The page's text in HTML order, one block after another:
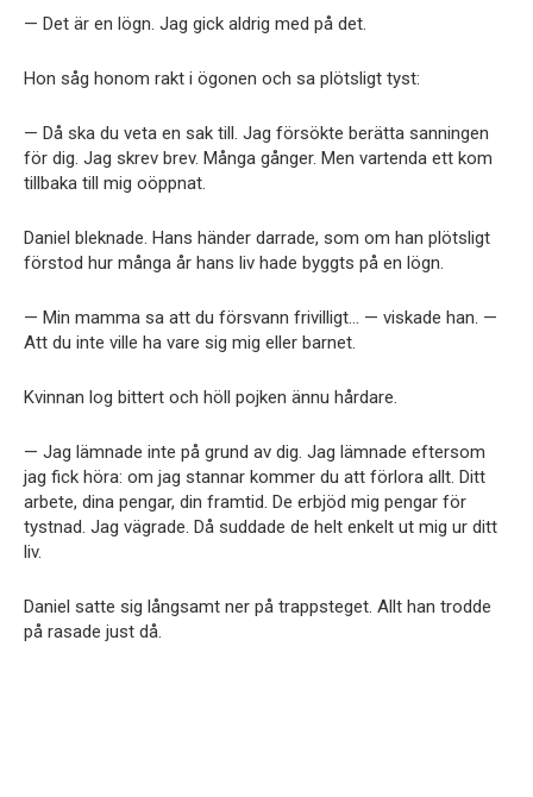
— Det är en lögn. Jag gick aldrig med på det.
Hon såg honom rakt i ögonen och sa plötsligt tyst:
— Då ska du veta en sak till. Jag försökte berätta sanningen
för dig. Jag skrev brev. Många gånger. Men vartenda ett kom
tillbaka till mig oöppnat.
Daniel bleknade. Hans händer darrade, som om han plötsligt
förstod hur många år hans liv hade byggts på en lögn.
— Min mamma sa att du försvann frivilligt… — viskade han. —
Att du inte ville ha vare sig mig eller barnet.
Kvinnan log bittert och höll pojken ännu hårdare.
— Jag lämnade inte på grund av dig. Jag lämnade eftersom
jag fick höra: om jag stannar kommer du att förlora allt. Ditt
arbete, dina pengar, din framtid. De erbjöd mig pengar för
tystnad. Jag vägrade. Då suddade de helt enkelt ut mig ur ditt
liv.
Daniel satte sig långsamt ner på trappsteget. Allt han trodde
på rasade just då.